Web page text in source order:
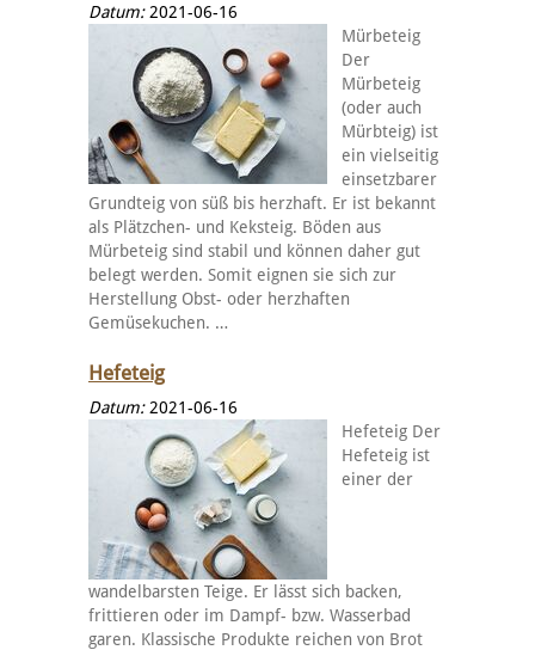
Datum:2021-06-16
Mürbeteig
Der
Mürbeteig
(oder auch
Mürbteig) ist
ein vielseitig
einsetzbarer
Grundteig von süß bis herzhaft. Er ist bekannt
als Plätzchen- und Keksteig. Böden aus
Mürbeteig sind stabil und können daher gut
belegt werden. Somit eignen sie sich zur
Herstellung Obst- oder herzhaften
Gemüsekuchen. …
Hefeteig
Datum:2021-06-16
Hefeteig Der
Hefeteig ist
einer der
wandelbarsten Teige. Er lässt sich backen,
frittieren oder im Dampf- bzw. Wasserbad
garen. Klassische Produkte reichen von Brot